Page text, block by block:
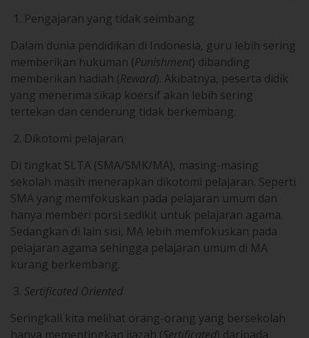
Pengajaran yang tidak seimbang
Dalam dunia pendidikan di Indonesia, guru lebih sering
memberikan hukuman (Punishment) dibanding
memberikan hadiah (Reward). Akibatnya, peserta didik
yang menerima sikap koersif akan lebih sering
tertekan dan cenderung tidak berkembang.
Dikotomi pelajaran
Di tingkat SLTA (SMA/SMK/MA), masing-masing
sekolah masih menerapkan dikotomi pelajaran. Seperti
SMA yang memfokuskan pada pelajaran umum dan
hanya memberi porsi sedikit untuk pelajaran agama.
Sedangkan di lain sisi, MA lebih memfokuskan pada
pelajaran agama sehingga pelajaran umum di MA
kurang berkembang.
Sertificated Oriented
Seringkali kita melihat orang-orang yang bersekolah
hanya mementingkan ijazah (Sertificated) daripada